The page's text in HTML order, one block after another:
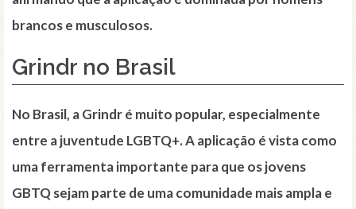
brancos e musculosos.
Grindr no Brasil
No Brasil, a Grindr é muito popular, especialmente
entre a juventude LGBTQ+. A aplicação é vista como
uma ferramenta importante para que os jovens
GBTQ sejam parte de uma comunidade mais ampla e